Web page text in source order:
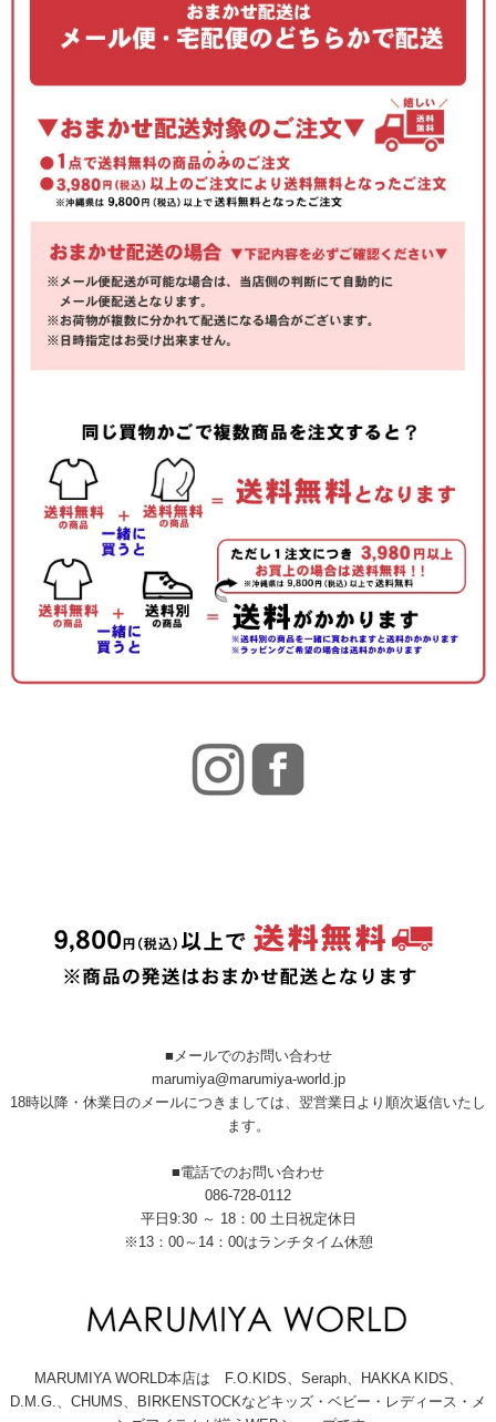
■メールでのお問い合わせ
marumiya@marumiya-world.jp
18時以降・休業日のメールにつきましては、翌営業日より順次返信いたし
ます。
■電話でのお問い合わせ
086-728-0112
平日9:30 ～ 18：00 土日祝定休日
※13：00～14：00はランチタイム休憩
MARUMIYA WORLD本店は F.O.KIDS、Seraph、HAKKA KIDS、
D.M.G.、CHUMS、BIRKENSTOCKなどキッズ・ベビー・レディース・メ